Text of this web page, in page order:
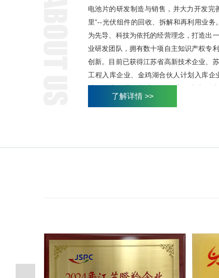
电池片的研发制造与销售，并大力开发完
里”--光伏组件的回收、拆解和再利用业
为先导、科技为依托的经营理念，打造出
业研发团队，拥有数十项自主知识产权专
创新。目前已获得江苏省高新技术企业、
工程入库企业、金鸡湖合伙人计划入库企
作共赢”的企业核心价值观的引领下，凝
了解详情 >>